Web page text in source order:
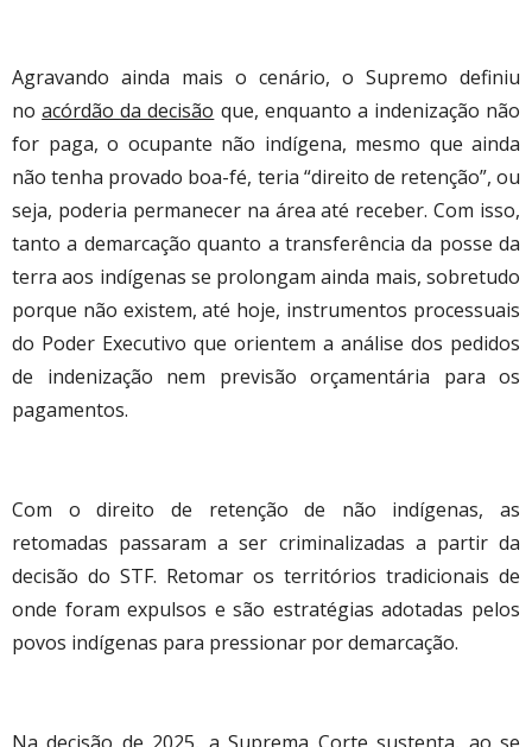
Agravando ainda mais o cenário, o Supremo definiu
noacórdão da decisão que, enquanto a indenização não
for paga, o ocupante não indígena, mesmo que ainda
não tenha provado boa-fé, teria “direito de retenção”, ou
seja, poderia permanecer na área até receber. Com isso,
tanto a demarcação quanto a transferência da posse da
terra aos indígenas se prolongam ainda mais, sobretudo
porque não existem, até hoje, instrumentos processuais
do Poder Executivo que orientem a análise dos pedidos
de indenização nem previsão orçamentária para os
pagamentos.
Com o direito de retenção de não indígenas, as
retomadas passaram a ser criminalizadas a partir da
decisão do STF. Retomar os territórios tradicionais de
onde foram expulsos e são estratégias adotadas pelos
povos indígenas para pressionar por demarcação.